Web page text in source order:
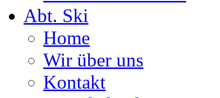
Abt. Ski
Home
Wir über uns
Kontakt